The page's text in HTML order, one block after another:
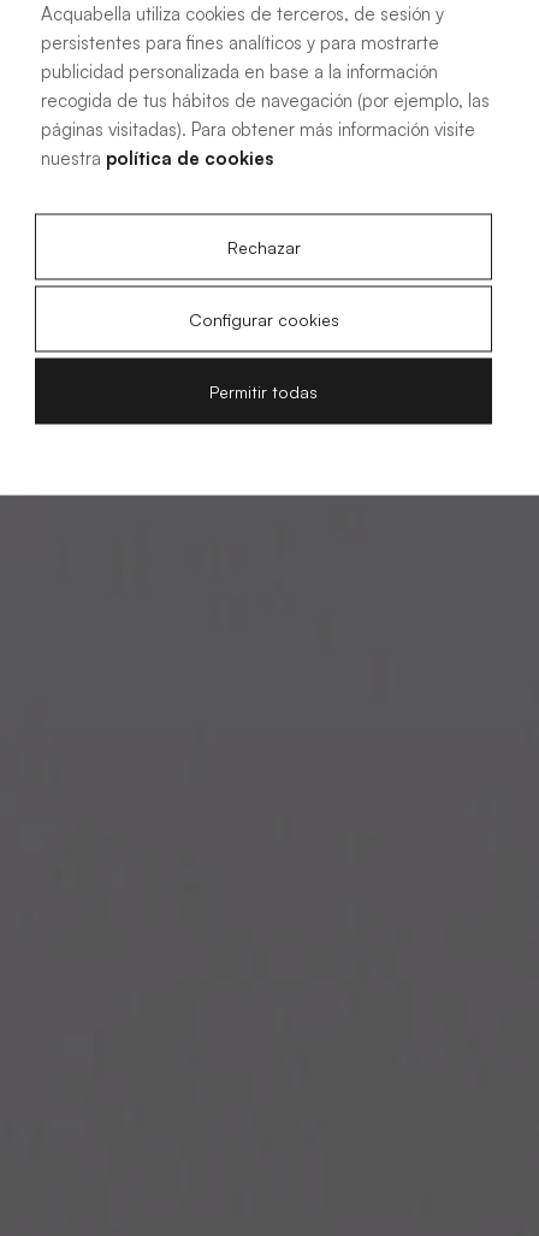
Acquabella utiliza cookies de terceros, de sesión y
persistentes para fines analíticos y para mostrarte
publicidad personalizada en base a la información
recogida de tus hábitos de navegación (por ejemplo, las
páginas visitadas). Para obtener más información visite
nuestra política de cookies
Rechazar
Configurar cookies
Permitir todas